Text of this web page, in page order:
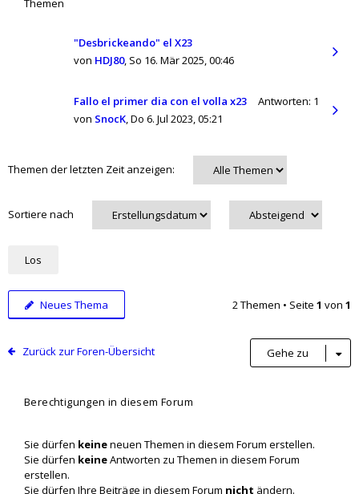
Themen
"Desbrickeando" el X23
von HDJ80, So 16. Mär 2025, 00:46
Fallo el primer dia con el volla x23 Antworten: 1
von SnocK,Do 6. Jul 2023, 05:21
Themen der letzten Zeit anzeigen:
Sortiere nach
Neues Thema 2 Themen • Seite 1 von 1
Zurück zur Foren-Übersicht Gehe zu
Berechtigungen in diesem Forum
Sie dürfen keineneuen Themen in diesem Forum erstellen.
Sie dürfen keineAntworten zu Themen in diesem Forum
erstellen.
Sie dürfen Ihre Beiträge in diesem Forum nicht ändern.